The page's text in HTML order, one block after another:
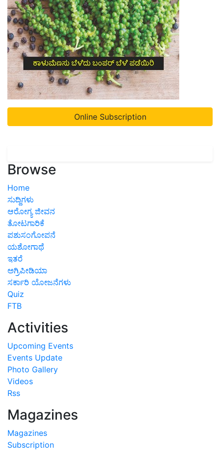
Online Subscription
Browse
Home
ಸುದ್ದಿಗಳು
ಆರೋಗ್ಯ ಜೀವನ
ತೋಟಗಾರಿಕೆ
ಪಶುಸಂಗೋಪನೆ
ಯಶೋಗಾಥೆ
ಇತರೆ
ಅಗ್ರಿಪೀಡಿಯಾ
ಸರ್ಕಾರಿ ಯೋಜನೆಗಳು
Quiz
FTB
Activities
Upcoming Events
Events Update
Photo Gallery
Videos
Rss
Magazines
Magazines
Subscription